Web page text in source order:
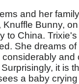
and her
Knuffle Bunny,
to China.
She dreams
considerably
it is
a baby